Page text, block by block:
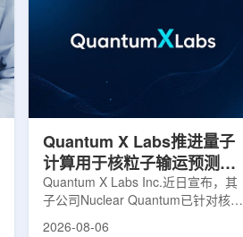
元化的供应链并缩短运输时间。此次
计划的首要目标是实现镥-177的商业
化生产，预计在2028年进行试生
产，并在2031年开始全面量产。之
后，韩国水力原子力还将扩大生产范
Quantum X Labs推进量子
计算用于核粒子输运预测模
拟
Quantum X Labs Inc.近日宣布，其
子公司Nuclear Quantum已针对核工
业计算模拟中的一项瓶颈提出新方
2026-08-06